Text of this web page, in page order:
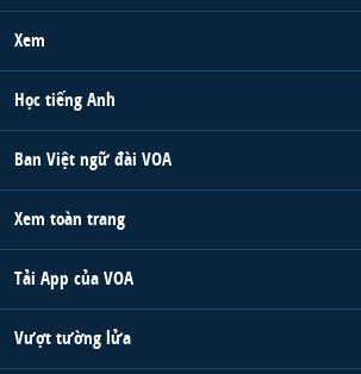
Xem
Học tiếng Anh
Ban Việt ngữ đài VOA
Xem toàn trang
Tải App của VOA
Vượt tường lửa